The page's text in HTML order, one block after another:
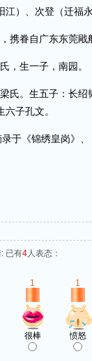
）、次登（迁福
眷自广东东莞戙
，生一子，南园。
。生五子：长绍
子孔文。
录于《锦绣皇岗》、
已有4人表态：
1 1
很棒 愤怒